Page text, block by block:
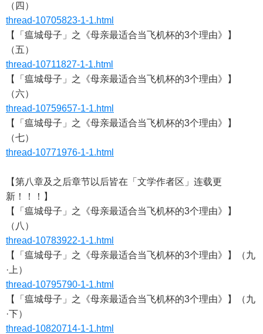
（四）
thread-10705823-1-1.html
【「瘟城母子」之《母亲最适合当飞机杯的3个理由》】
（五）
thread-10711827-1-1.html
【「瘟城母子」之《母亲最适合当飞机杯的3个理由》】
（六）
thread-10759657-1-1.html
【「瘟城母子」之《母亲最适合当飞机杯的3个理由》】
（七）
thread-10771976-1-1.html
【第八章及之后章节以后皆在「文学作者区」连载更
新！！！】
【「瘟城母子」之《母亲最适合当飞机杯的3个理由》】
（八）
thread-10783922-1-1.html
【「瘟城母子」之《母亲最适合当飞机杯的3个理由》】（九
·上）
thread-10795790-1-1.html
【「瘟城母子」之《母亲最适合当飞机杯的3个理由》】（九
·下）
thread-10820714-1-1.html